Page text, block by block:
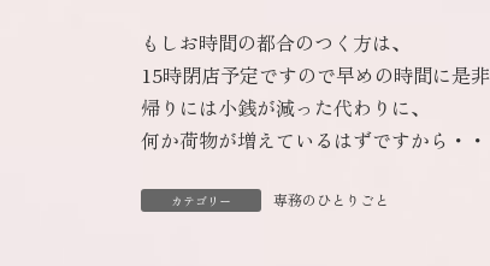
もしお時間の都合のつく方は、
15時閉店予定ですので早めの時間に是非
帰りには小銭が減った代わりに、
何か荷物が増えているはずですから・・
カテゴリー 専務のひとりごと